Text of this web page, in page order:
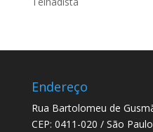
Endereço
Rua Bartolomeu de
CEP: 0411-020 / São